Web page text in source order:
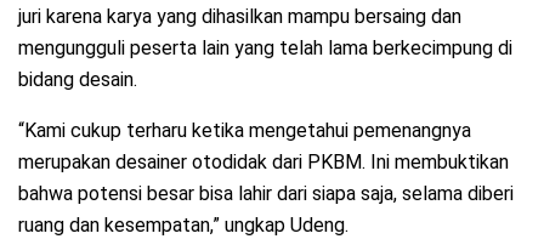
juri karena karya yang dihasilkan mampu bersaing dan
mengungguli peserta lain yang telah lama berkecimpung di
bidang desain.
“Kami cukup terharu ketika mengetahui pemenangnya
merupakan desainer otodidak dari PKBM. Ini membuktikan
bahwa potensi besar bisa lahir dari siapa saja, selama diberi
ruang dan kesempatan,” ungkap Udeng.